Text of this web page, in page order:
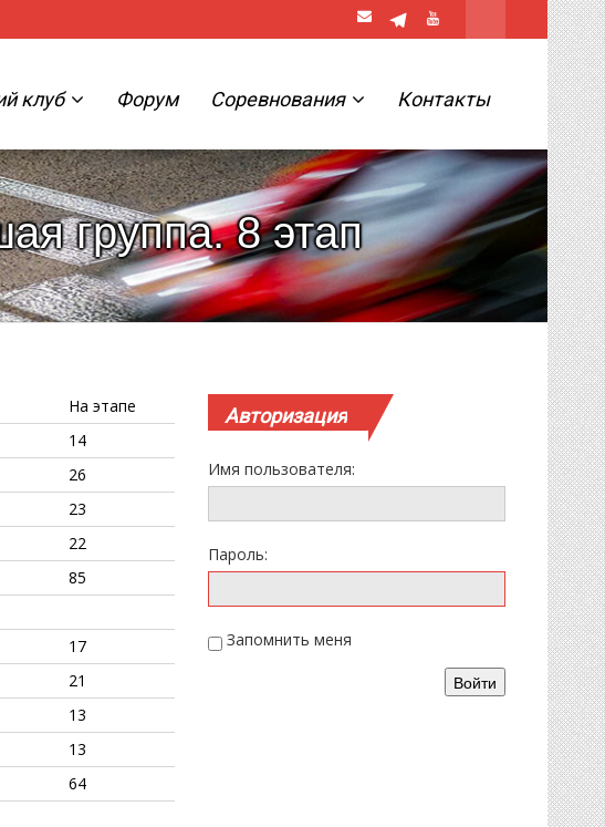
клуб Форум Соревнования Контакты
группа. 8 этап
На этапе
14
26
23
22
85
17
21
13
13
64
Авторизация
Имя пользователя:
Пароль:
Запомнить меня
Войти